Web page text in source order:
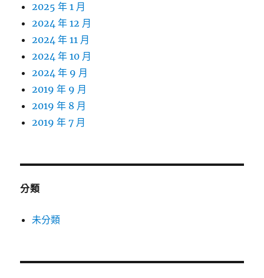
2025 年 1 月
2024 年 12 月
2024 年 11 月
2024 年 10 月
2024 年 9 月
2019 年 9 月
2019 年 8 月
2019 年 7 月
分類
未分類